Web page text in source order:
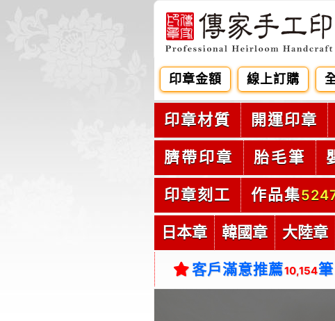
印章金額 線上訂購
印章材質 開運印章
臍帶印章 胎毛筆
印章刻工 作品集
日本章 韓國章 大陸章
客戶滿意推薦10,154筆